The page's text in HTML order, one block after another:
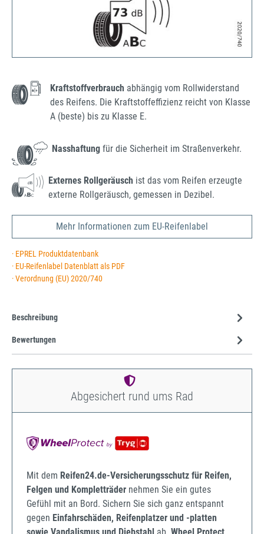
Kraftstoffverbrauch abhängig vom Rollwiderstand
des Reifens. Die Kraftstoffeffizienz reicht von Klasse
A (beste) bis zu Klasse E.
Nasshaftung für die Sicherheit im Straßenverkehr.
Externes Rollgeräusch ist das vom Reifen erzeugte
externe Rollgeräusch, gemessen in Dezibel.
Mehr Informationen zum EU-Reifenlabel
· EPREL Produktdatenbank
· EU-Reifenlabel Datenblatt als PDF
· Verordnung (EU) 2020/740
Beschreibung
Bewertungen
Abgesichert rund ums Rad
Mit dem Reifen24.de-Versicherungsschutz für Reifen,
Felgen und Kompletträder nehmen Sie ein gutes
Gefühl mit an Bord. Sichern Sie sich ganz entspannt
gegen Einfahrschäden, Reifenplatzer und -platten